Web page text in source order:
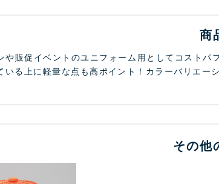
商
や販促イベントのユニフォーム用としてコスト
いる上に軽量な点も高ポイント！カラーバリエ
その他